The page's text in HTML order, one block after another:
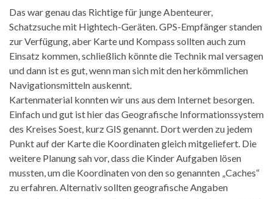
Das war genau das Richtige für junge Abenteurer,
Schatzsuche mit Hightech-Geräten. GPS-Empfänger standen
zur Verfügung, aber Karte und Kompass sollten auch zum
Einsatz kommen, schließlich könnte die Technik mal versagen
und dann ist es gut, wenn man sich mit den herkömmlichen
Navigationsmitteln auskennt.
Kartenmaterial konnten wir uns aus dem Internet besorgen.
Einfach und gut ist hier das Geografische Informationssystem
des Kreises Soest, kurz GIS genannt. Dort werden zu jedem
Punkt auf der Karte die Koordinaten gleich mitgeliefert. Die
weitere Planung sah vor, dass die Kinder Aufgaben lösen
mussten, um die Koordinaten von den so genannten „Caches“
zu erfahren. Alternativ sollten geografische Angaben